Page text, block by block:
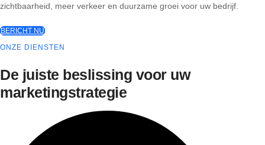
zichtbaarheid, meer verkeer en duurzame groei voor uw bedrijf.
BERICHT NU
ONZE DIENSTEN
De juiste beslissing voor uw
marketingstrategie